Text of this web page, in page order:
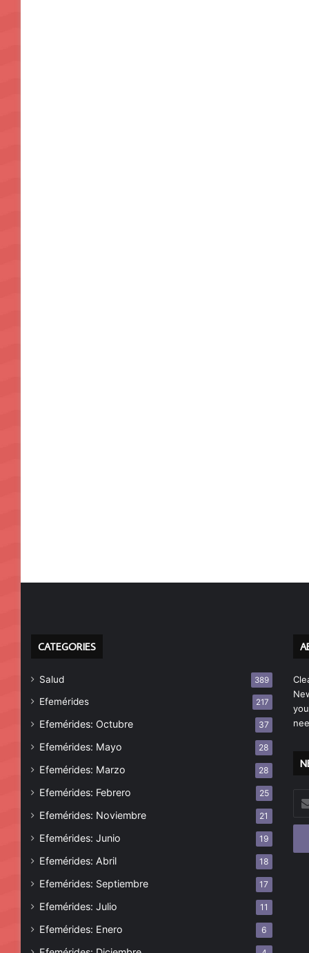
CATEGORIES
Salud 389
Efemérides 217
Efemérides: Octubre 37
Efemérides: Mayo 28
Efemérides: Marzo 28
Efemérides: Febrero 25
Efemérides: Noviembre 21
Efemérides: Junio 19
Efemérides: Abril 18
Efemérides: Septiembre 17
Efemérides: Julio 11
Efemérides: Enero 6
tu